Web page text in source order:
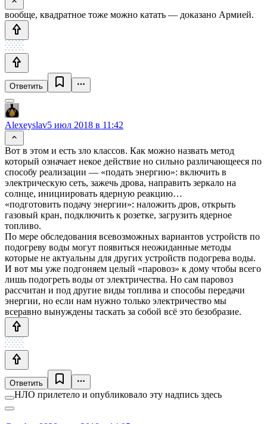
вообще, квадратное тоже можно катать — доказано Армией.
Ответить
Alexeyslav5 июл 2018 в 11:42
Вот в этом и есть зло классов. Как можно назвать метод
который означает некое действие но сильно различающееся по
способу реализации — «подать энергию»: включить в
электрическую сеть, зажечь дрова, направить зеркало на
солнце, инициировать ядерную реакцию…
«подготовить подачу энергии»: наложить дров, открыть
газовый кран, подключить к розетке, загрузить ядерное
топливо.
По мере обследования всевозможных вариантов устройств по
подогреву воды могут появиться неожиданные методы
которые не актуальны для других устройств подогрева воды.
И вот мы уже подгоняем целый «паровоз» к дому чтобы всего
лишь подогреть воды от электричества. Но сам паровоз
рассчитан и под другие виды топлива и способы передачи
энергии, но если нам нужно только электричество мы
всеравно вынуждены таскать за собой всё это безобразие.
Ответить
НЛО прилетело и опубликовало эту надпись здесь